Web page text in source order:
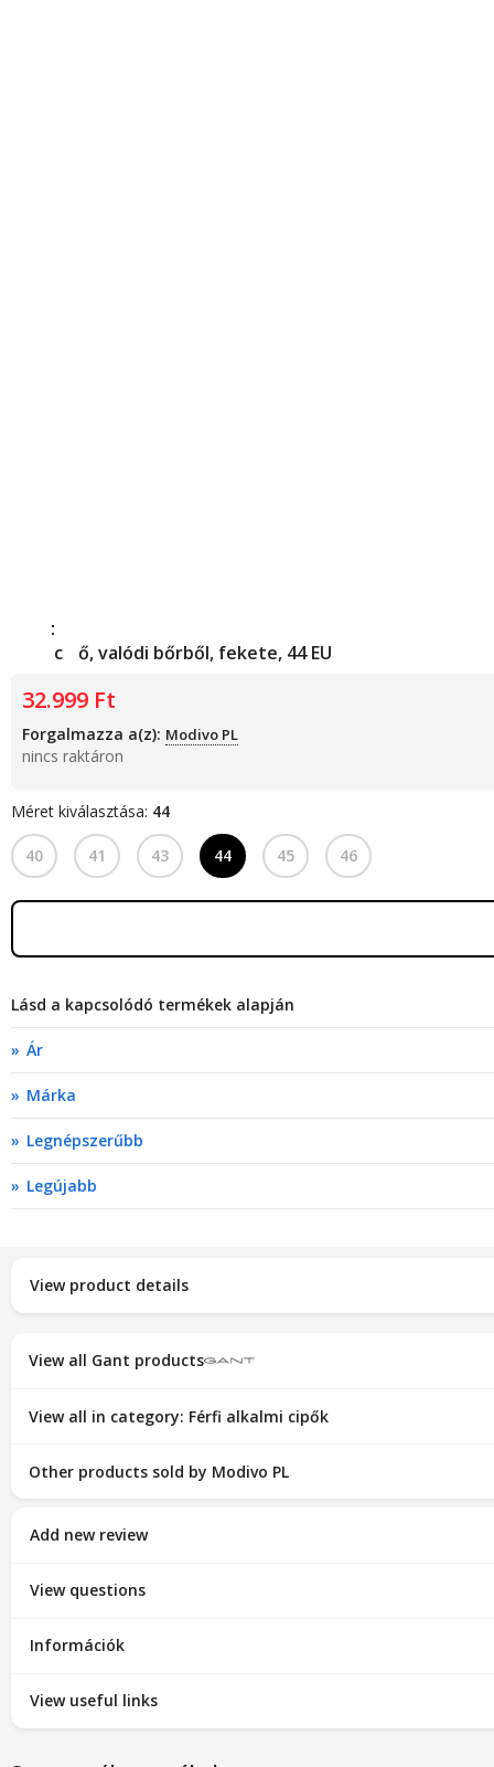
Gant
Férfi cipő, valódi bőrből, fekete, 44 EU
32.999 Ft
Forgalmazza a(z): Modivo PL
nincs raktáron
Méret kiválasztása: 44
40 41 43 44 45 46
Lásd a kapcsolódó termékek alapján
Ár
Márka
Legnépszerűbb
Legújabb
View product details
View all Gant products
View all in category: Férfi alkalmi cipők
Other products sold by Modivo PL
Add new review
View questions
Információk
View useful links